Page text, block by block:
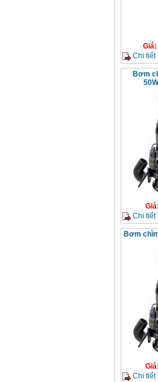
Giá:
Chi tiết
Bơm
Giá:
Chi tiết
Bơm
Giá:
Chi tiết